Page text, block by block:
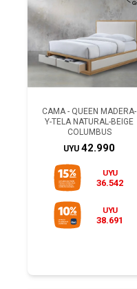
CAMA - QUEEN MADERA-
Y-TELA NATURAL-BEIGE
COLUMBUS
UYU 42.990
UYU
36.542
UYU
38.691